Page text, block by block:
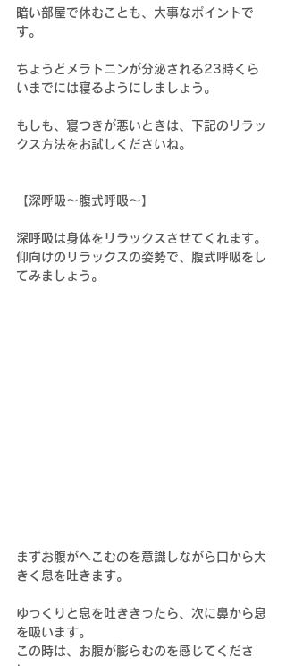
暗い部屋で休むことも、大事なポイントで
す。
ちょうどメラトニンが分泌される23時くら
いまでには寝るようにしましょう。
もしも、寝つきが悪いときは、下記のリラッ
クス方法をお試しくださいね。
【深呼吸～腹式呼吸～】
深呼吸は身体をリラックスさせてくれます。
仰向けのリラックスの姿勢で、腹式呼吸をし
てみましょう。
まずお腹がへこむのを意識しながら口から大
きく息を吐きます。
ゆっくりと息を吐ききったら、次に鼻から息
を吸います。
この時は、お腹が膨らむのを感じてくださ